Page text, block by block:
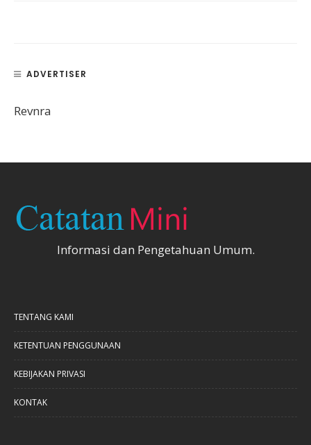
ADVERTISER
Revnra
Informasi dan Pengetahuan Umum.
TENTANG KAMI
KETENTUAN PENGGUNAAN
KEBIJAKAN PRIVASI
KONTAK